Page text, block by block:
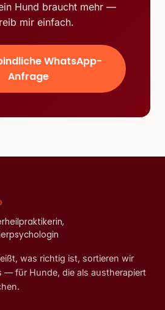
Hund braucht mehr —
mir einfach.
WhatsApp-
Anfrage
was richtig ist, sortieren wir
— für Hunde, die als austherapiert